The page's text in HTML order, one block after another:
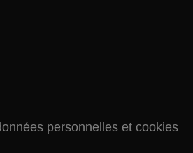
personnelles et cookies